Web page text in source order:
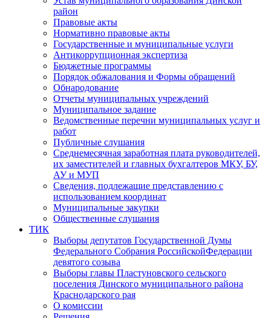
район
Правовые акты
Нормативно правовые акты
Государственные и муниципальные услуги
Антикоррупционная экспертиза
Бюджетные программы
Порядок обжалования и Формы обращений
Обнародование
Отчеты муниципальных учреждений
Муниципальное задание
Ведомственные перечни муниципальных услуг и
работ
Публичные слушания
Среднемесячная заработная плата руководителей,
их заместителей и главных бухгалтеров МКУ, БУ,
АУ и МУП
Сведения, подлежащие представлению с
использованием координат
Муниципальные закупки
Общественные слушания
ТИК
Выборы депутатов Государственной Думы
Федерального Собрания РоссийскойФедерации
девятого созыва
Выборы главы Пластуновского сельского
поселения Динского муниципального района
Краснодарского рая
О комиссии